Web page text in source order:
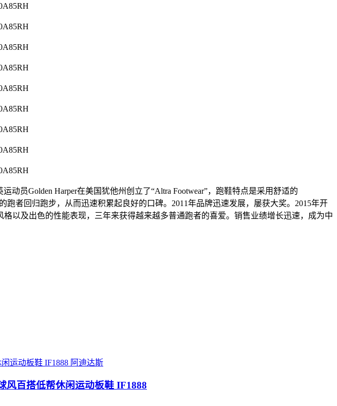
动员Golden Harper在美国犹他州创立了“Altra Footwear”，跑鞋特点是采用舒适的
跑者回归跑步，从而迅速积累起良好的口碑。2011年品牌迅速发展，屡获大奖。2015年开
以及出色的性能表现，三年来获得越来越多普通跑者的喜爱。销售业绩增长迅速，成为中
阿迪达斯
风百搭低帮休闲运动板鞋 IF1888